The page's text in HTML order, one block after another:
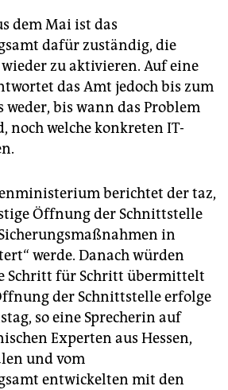
dem Mai ist das
dafür zuständig, die
zu aktivieren. Auf eine
das Amt jedoch bis zum
weder, bis wann das Problem
noch welche konkreten IT-
berichtet der taz,
Öffnung der Schnittstelle
in
werde. Danach würden
Schritt für Schritt übermittelt
der Schnittstelle erfolge
so eine Sprecherin auf
Experten aus Hessen,
und vom
entwickelten mit den